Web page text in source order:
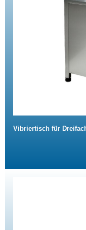
Vibriertisch für